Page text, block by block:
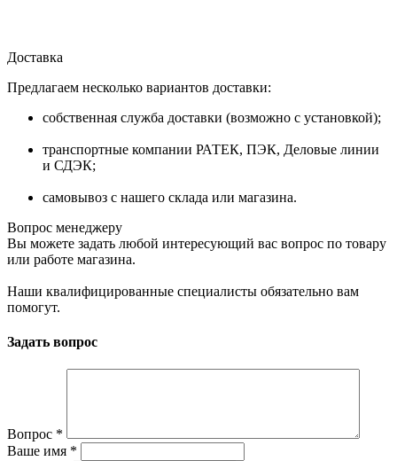
Доставка
Предлагаем несколько вариантов доставки:
собственная служба доставки (возможно с установкой);
транспортные компании РАТЕК, ПЭК, Деловые линии
и СДЭК;
самовывоз с нашего склада или магазина.
Вопрос менеджеру
Вы можете задать любой интересующий вас вопрос по товару
или работе магазина.
Наши квалифицированные специалисты обязательно вам
помогут.
Задать вопрос
Вопрос *
Ваше имя *